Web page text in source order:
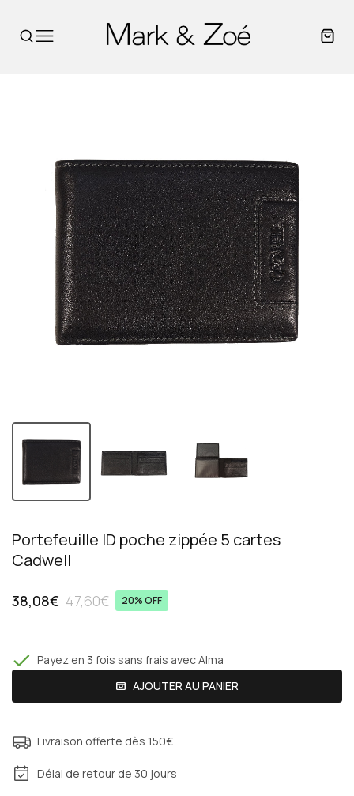
Portefeuille ID poche zippée 5 cartes
Cadwell
38,08€ 47,60€ 20% OFF
Payez en 3 fois sans frais avec Alma
AJOUTER AU PANIER
Livraison offerte dès 150€
Délai de retour de 30 jours